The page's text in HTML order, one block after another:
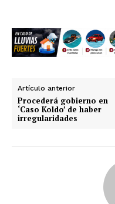
Artículo anterior
Procederá gobierno en
‘Caso Koldo’ de haber
irregularidades